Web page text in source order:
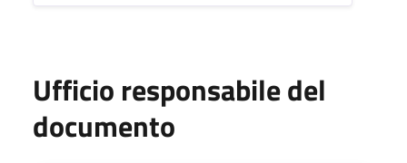
Ufficio responsabile del
documento